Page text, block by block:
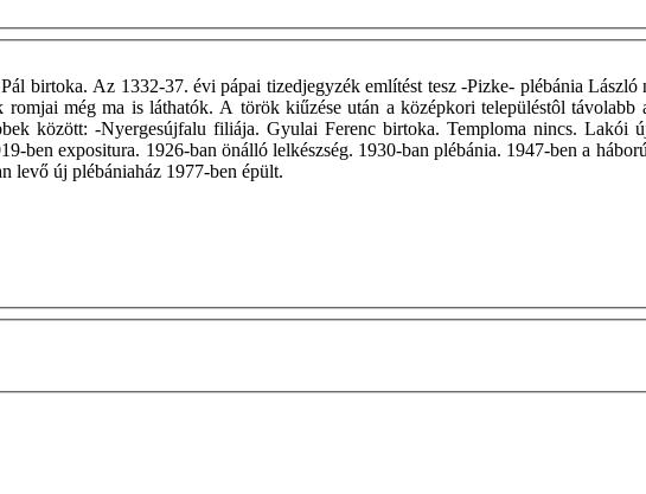
birtoka. Az 1332-37. évi pápai tizedjegyzék említést tesz -Pizke- plébánia
még ma is láthatók. A török kiűzése után a középkori településtôl
között: -Nyergesújfalu filiája. Gyulai Ferenc birtoka. Temploma nincs. Lakói
ben expositura. 1926-ban önálló lelkészség. 1930-ban plébánia. 1947-ben a
levő új plébániaház 1977-ben épült.